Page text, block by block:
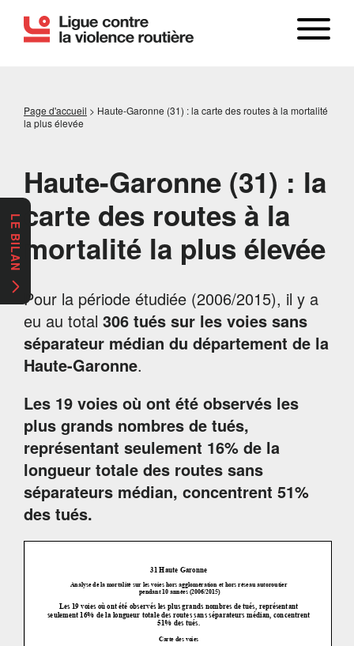
Page d'accueil > Haute-Garonne (31) : la carte des routes à la mortalité
la plus élevée
Haute-Garonne (31) : la
carte des routes à la
mortalité la plus élevée
Pour la période étudiée (2006/2015), il y a
eu au total 306 tués sur les voies sans
séparateur médian du département de la
Haute-Garonne.
Les 19 voies où ont été observés les
plus grands nombres de tués,
représentant seulement 16% de la
longueur totale des routes sans
séparateurs médian, concentrent 51%
des tués.
LE BILAN